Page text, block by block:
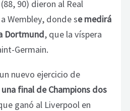
90) dieron al Real
Wembley, donde se medirá
Dortmund, que la víspera
Germain.
nuevo ejercicio de
final de Champions dos
ganó al Liverpool en